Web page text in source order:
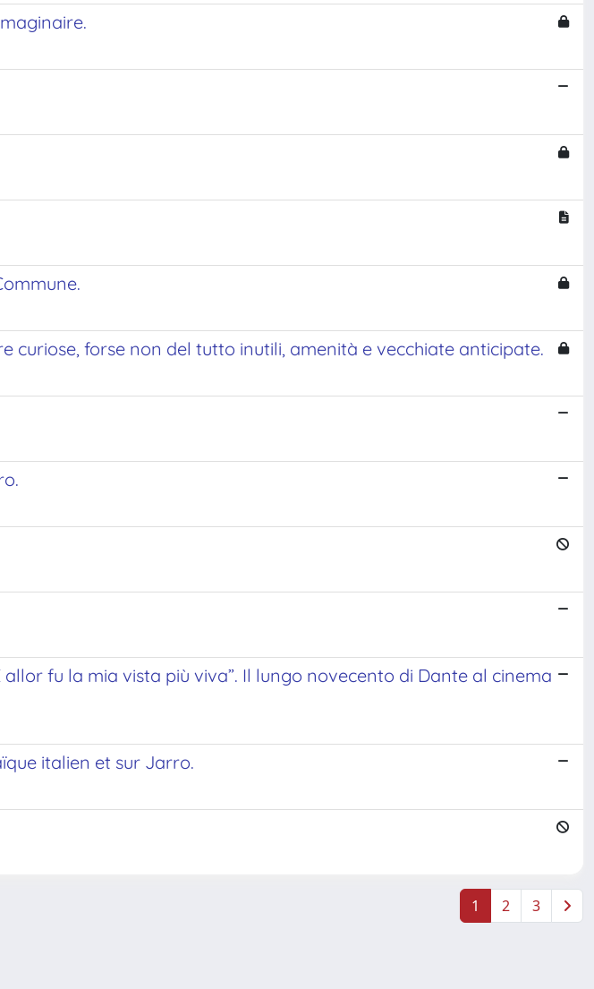
curiose, forse non del tutto inutili, amenità e vecchiate anticipate.
fu la mia vista più viva”. Il lungo novecento di Dante al cinema
italien et sur Jarro.
1 2 3